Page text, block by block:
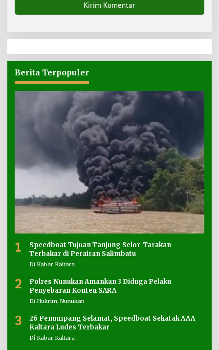
Berita Terpopuler
1
Speedboat Tujuan Tanjung Selor-Tarakan
Terbakar di Perairan Salimbatu
Di Kabar Kaltara
2
Polres Nunukan Amankan 3 Diduga Pelaku
Penyebaran Konten SARA
Di Hukrim, Nunukan
3
26 Penumpang Selamat, Speedboat Sekatak AAA
Kaltara Ludes Terbakar
Di Kabar Kaltara